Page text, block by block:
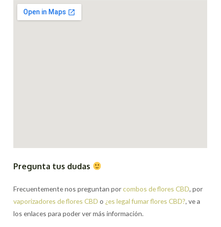
Pregunta tus dudas
Frecuentemente nos preguntan porcombos de flores CBD, por
vaporizadores de flores CBD o ¿es legal fumar flores CBD?, ve a
los enlaces para poder ver más información.